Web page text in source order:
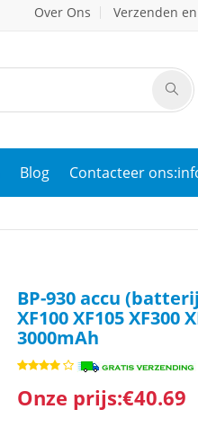
Over Ons Verzenden
Blog Contacteer
BP-930 accu
XF100 XF105 XF300
3000mAh
Onze prijs:€40.69